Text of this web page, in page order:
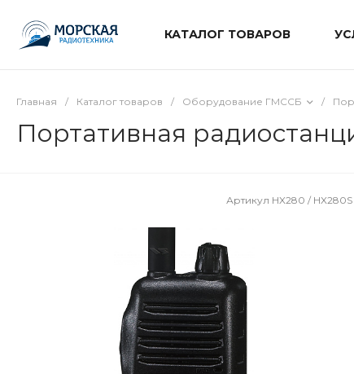
КАТАЛОГ ТОВАРОВ
Главная / Каталог товаров / Оборудование ГМССБ /
Портативная
Артикул HX280 / HX280S